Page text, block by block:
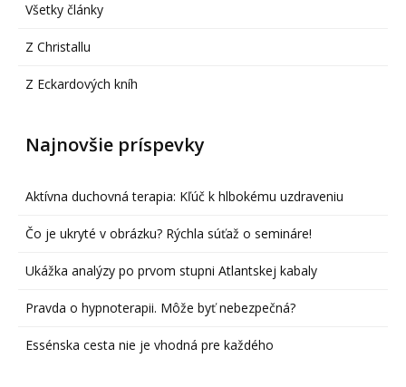
Všetky články
Z Christallu
Z Eckardových kníh
Najnovšie príspevky
Aktívna duchovná terapia: Kľúč k hlbokému uzdraveniu
Čo je ukryté v obrázku? Rýchla súťaž o semináre!
Ukážka analýzy po prvom stupni Atlantskej kabaly
Pravda o hypnoterapii. Môže byť nebezpečná?
Essénska cesta nie je vhodná pre každého